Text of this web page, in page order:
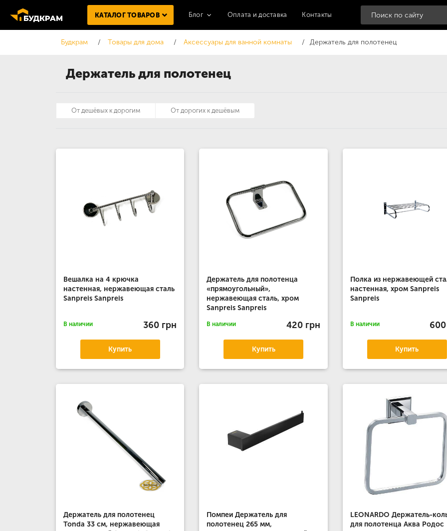
Держатель для полотенец
КАТАЛОГ ТОВАРОВ Блог Оплата и доставка Контакты
Будкрам Товары для дома Аксессуары для ванной комнаты Держатель для полотенец
Вешалка на 4 крючка
настенная, нержавеющая сталь
Sanpreis Sanpreis
В наличии 360 грн
Купить
Держатель для полотенца
«прямоугольный»,
нержавеющая сталь, хром
Sanpreis Sanpreis
В наличии 420 грн
Купить
Полка из нержавеющей
настенная, хром Sanpreis
Sanpreis
В наличии
Купить
Держатель для полотенец
Tonda 33 см, нержавеющая
Помпеи Держатель для
полотенец 265 мм,
LEONARDO Держатель-
для полотенца Аква Родос
От дешёвых к дорогим От дорогих к дешёвым